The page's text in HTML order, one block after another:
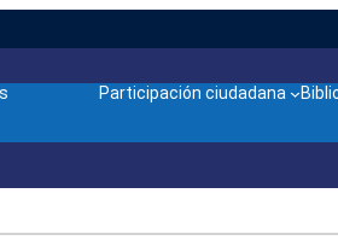
Participación ciudadana